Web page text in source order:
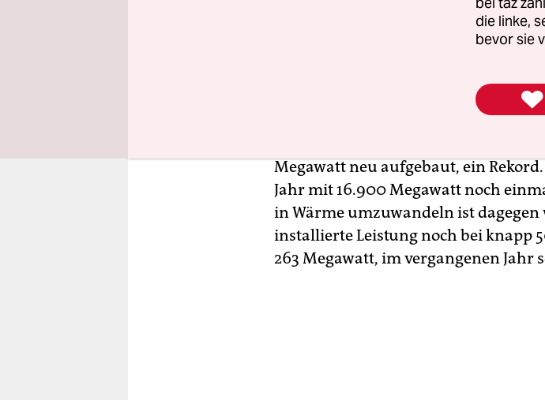
Spitzenleistung von 41 Megawatt. Die
Hektar groß und soll im Sommer 20
Solarthermie ist die etwas in
Photovoltaik. Statt Strom wird
Megawatt neu aufgebaut, ein
Jahr mit 16.900 Megawatt noch
in Wärme umzuwandeln ist dagegen
installierte Leistung noch bei knapp
263 Megawatt, im vergangenen Jahr
die linke,
bevor sie
